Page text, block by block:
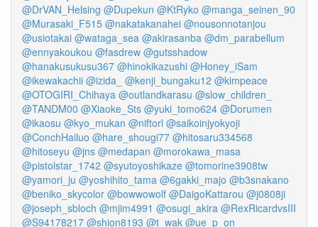
@DrVAN_Helsing @Dupekun @KtRyko @manga_seinen_90
@Murasaki_F515 @nakatakanahei @nousonnotanjou
@usiotakai @wataga_sea @akirasanba @dm_parabellum
@ennyakoukou @fasdrew @gutsshadow
@hanakusukusu367 @hinokikazushi @Honey_iSam
@ikewakachii @izida_ @kenji_bungaku12 @kimpeace
@OTOGIRI_Chihaya @outlandkarasu @slow_children_
@TANDM00 @Xiaoke_Sts @yuki_tomo624 @Dorumen
@ikaosu @kyo_mukan @niftorl @saikoinjyokyoji
@ConchHailuo @hare_shougi77 @hitosaru334568
@hitoseyu @jns @medapan @morokawa_masa
@pistolstar_1742 @syutoyoshikaze @tomorine3908tw
@yamori_ju @yoshihito_tama @6gakki_majo @b3snakano
@beniko_skycolor @bowwowolf @DaigoKattarou @j0808ji
@joseph_sbloch @mjim4991 @osugi_akira @RexRicardvsIII
@S94178217 @shion8193 @t_wak @ue_p_on